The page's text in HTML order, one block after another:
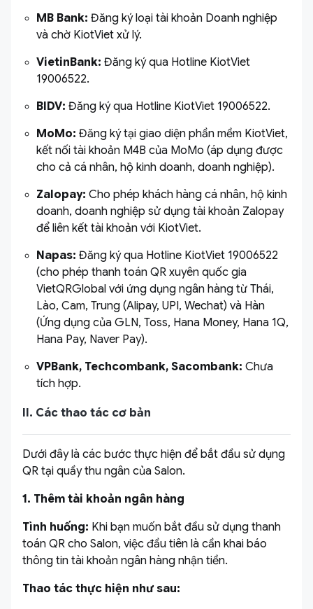
MB Bank: Đăng ký loại tài khoản Doanh nghiệp
và chờ KiotViet xử lý.
VietinBank: Đăng ký qua Hotline KiotViet
19006522.
BIDV: Đăng ký qua Hotline KiotViet 19006522.
MoMo: Đăng ký tại giao diện phần mềm KiotViet,
kết nối tài khoản M4B của MoMo (áp dụng được
cho cả cá nhân, hộ kinh doanh, doanh nghiệp).
Zalopay: Cho phép khách hàng cá nhân, hộ kinh
doanh, doanh nghiệp sử dụng tài khoản Zalopay
để liên kết tài khoản với KiotViet.
Napas: Đăng ký qua Hotline KiotViet 19006522
(cho phép thanh toán QR xuyên quốc gia
VietQRGlobal với ứng dụng ngân hàng từ Thái,
Lào, Cam, Trung (Alipay, UPI, Wechat) và Hàn
(Ứng dụng của GLN, Toss, Hana Money, Hana 1Q,
Hana Pay, Naver Pay).
VPBank, Techcombank, Sacombank: Chưa
tích hợp.
II. Các thao tác cơ bản
Dưới đây là các bước thực hiện để bắt đầu sử dụng
QR tại quầy thu ngân của Salon.
1. Thêm tài khoản ngân hàng
Tình huống: Khi bạn muốn bắt đầu sử dụng thanh
toán QR cho Salon, việc đầu tiên là cần khai báo
thông tin tài khoản ngân hàng nhận tiền.
Thao tác thực hiện như sau: